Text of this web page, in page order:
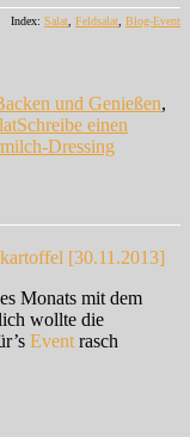
Index: Salat, Feldsalat, Blog-Event
und Genießen,
Schreibe einen
Dressing
Monats mit dem
wollte die
Event rasch